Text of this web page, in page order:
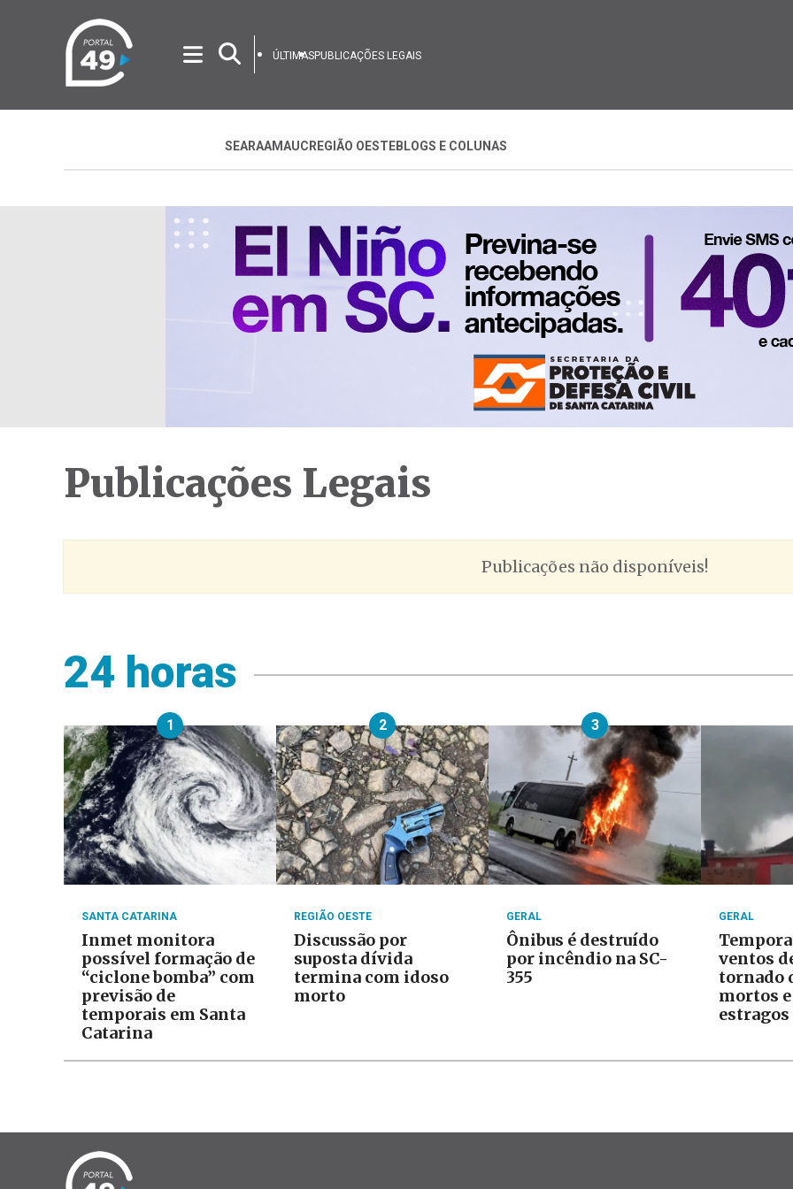
ÚLTIMASPUBLICAÇÕES LEGAIS
SEARAAMAUC REGIÃO OESTEBLOGS E COLUNAS
Publicações Legais
Publicações não disponíveis!
24 horas
1
SANTA CATARINA
Inmet monitora
possível formação de
“ciclone bomba” com
previsão de
temporais em Santa
Catarina
2
REGIÃO OESTE
Discussão por
suposta dívida
termina com idoso
morto
3
GERAL
Ônibus é destruído
por incêndio na SC-
355
GERAL
ventos
tornado
mortos
estragos